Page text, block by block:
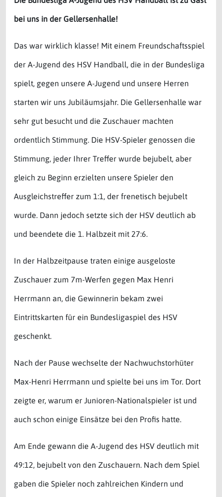
bei uns in der Gellersenhalle!
Das war wirklich klasse! Mit einem Freundschaftsspiel
der A-Jugend des HSV Handball, die in der Bundesliga
spielt, gegen unsere A-Jugend und unsere Herren
starten wir uns Jubiläumsjahr. Die Gellersenhalle war
sehr gut besucht und die Zuschauer machten
ordentlich Stimmung. Die HSV-Spieler genossen die
Stimmung, jeder Ihrer Treffer wurde bejubelt, aber
gleich zu Beginn erzielten unsere Spieler den
Ausgleichstreffer zum 1:1, der frenetisch bejubelt
wurde. Dann jedoch setzte sich der HSV deutlich ab
und beendete die 1. Halbzeit mit 27:6.
In der Halbzeitpause traten einige ausgeloste
Zuschauer zum 7m-Werfen gegen Max Henri
Herrmann an, die Gewinnerin bekam zwei
Eintrittskarten für ein Bundesligaspiel des HSV
geschenkt.
Nach der Pause wechselte der Nachwuchstorhüter
Max-Henri Herrmann und spielte bei uns im Tor. Dort
zeigte er, warum er Junioren-Nationalspieler ist und
auch schon einige Einsätze bei den Profis hatte.
Am Ende gewann die A-Jugend des HSV deutlich mit
49:12, bejubelt von den Zuschauern. Nach dem Spiel
gaben die Spieler noch zahlreichen Kindern und